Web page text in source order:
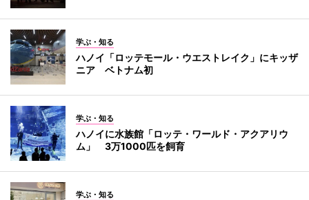
学ぶ・知る
ハノイ「ロッテモール・ウエストレイク」にキッザ
ニア ベトナム初
学ぶ・知る
ハノイに水族館「ロッテ・ワールド・アクアリウ
ム」 3万1000匹を飼育
学ぶ・知る